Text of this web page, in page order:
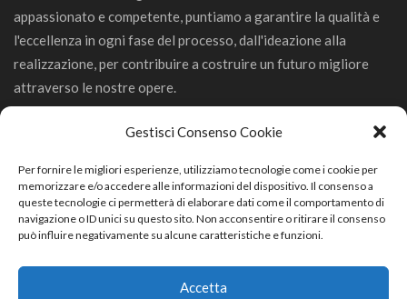
Gestisci Consenso Cookie
Per fornire le migliori esperienze, utilizziamo tecnologie come i cookie per
memorizzare e/o accedere alle informazioni del dispositivo. Il consenso a
queste tecnologie ci permetterà di elaborare dati come il comportamento di
navigazione o ID unici su questo sito. Non acconsentire o ritirare il consenso
può influire negativamente su alcune caratteristiche e funzioni.
Accetta
appassionato e competente, puntiamo a garantire la qualità e
l'eccellenza in ogni fase del processo, dall'ideazione alla
realizzazione, per contribuire a costruire un futuro migliore
attraverso le nostre opere.
GeCo Srl
Via Trevisago 68/D 25080 Manerba del Garda (BS)